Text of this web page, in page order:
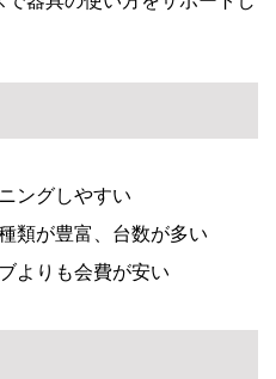
ングしやすい
類が豊富、台数が多い
よりも会費が安い